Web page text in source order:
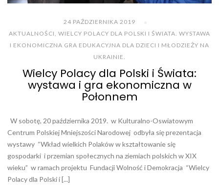
24 PAŹDZIERNIKA 2019
AKTUALNOŚCI, WIELCY POLACY DLA POLSKI I ŚWIATA. WYSTAWA
I EKONOMICZNA GRA EDUKACYJNA DLA DZIECI I MŁODZIEŻY NA
UKRAINIE.
Wielcy Polacy dla Polski i Świata:
wystawa i gra ekonomiczna w
Połonnem
W sobotę, 20 października 2019. w Kulturalno-Oswiatowym
Centrum Polskiej Mniejszości Narodowej odbyła się prezentacja
wystawy “Wkład wielkich Polaków w kształtowanie się
gospodarki i przemian społecznych na ziemiach polskich w XIX
wieku” w ramach projektu Fundacji Wolność i Demokracja “Wielcy
Polacy dla Polski i [...]